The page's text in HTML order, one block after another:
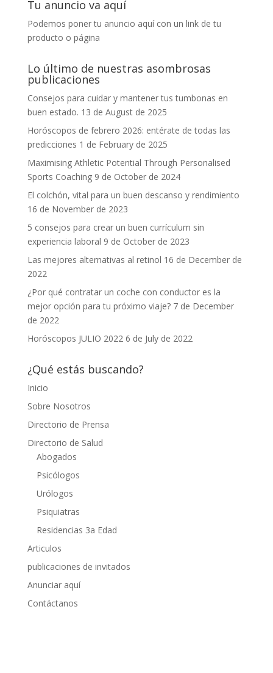
Tu anuncio va aquí
Podemos poner tu anuncio aquí con un link de tu
producto o página
Lo último de nuestras asombrosas
publicaciones
Consejos para cuidar y mantener tus tumbonas en
buen estado. 13 de August de 2025
Horóscopos de febrero 2026: entérate de todas las
predicciones 1 de February de 2025
Maximising Athletic Potential Through Personalised
Sports Coaching 9 de October de 2024
El colchón, vital para un buen descanso y rendimiento
16 de November de 2023
5 consejos para crear un buen currículum sin
experiencia laboral 9 de October de 2023
Las mejores alternativas al retinol 16 de December de
2022
¿Por qué contratar un coche con conductor es la
mejor opción para tu próximo viaje? 7 de December
de 2022
Horóscopos JULIO 2022 6 de July de 2022
¿Qué estás buscando?
Inicio
Sobre Nosotros
Directorio de Prensa
Directorio de Salud
Abogados
Psicólogos
Urólogos
Psiquiatras
Residencias 3a Edad
Articulos
publicaciones de invitados
Anunciar aquí
Contáctanos